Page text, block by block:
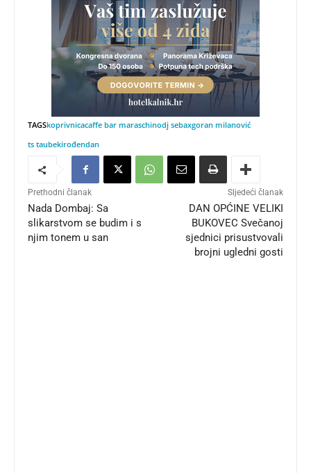
TAGSkoprivnicacaffe bar maraschinodj sebaxgoran milanović
ts taubekirođendan
Prethodni članak
Nada Dombaj: Sa
slikarstvom se budim i s
njim tonem u san
Sljedeći članak
DAN OPĆINE VELIKI
BUKOVEC Svečanoj
sjednici prisustvovali
brojni ugledni gosti